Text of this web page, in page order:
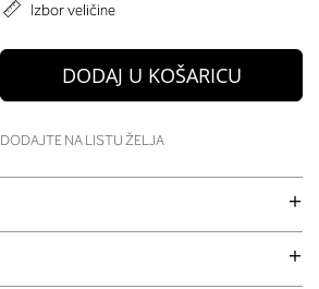
Izbor veličine
DODAJ U KOŠARICU
DODAJTE NA LISTU ŽELJA